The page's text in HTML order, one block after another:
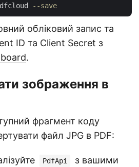
--save
обліковий запис та
ID та Client Secret з
.
зображення в
фрагмент коду
файл JPG в PDF:
PdfApi
з вашими